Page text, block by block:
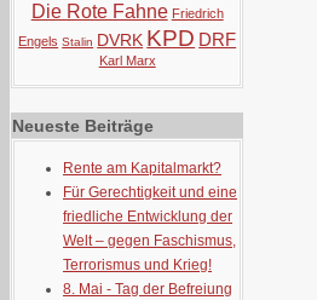
Die Rote Fahne Friedrich
Engels Stalin DVRK KPD DRF
Karl Marx
Neueste Beiträge
Rente am Kapitalmarkt?
Für Gerechtigkeit und eine
friedliche Entwicklung der
Welt – gegen Faschismus,
Terrorismus und Krieg!
8. Mai - Tag der Befreiung